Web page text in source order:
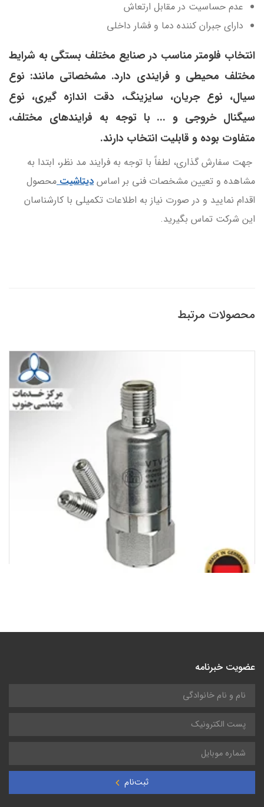
عدم حساسیت در مقابل ارتعاش
دارای جبران کننده دما و فشار داخلی
انتخاب فلومتر مناسب در صنایع مختلف بستگی به شرایط
مختلف محیطی و فرایندی دارد. مشخصاتی مانند: نوع
سیال، نوع جریان، سایزینگ، دقت اندازه گیری، نوع
سیگنال خروجی و ... با توجه به فرایندهای مختلف،
متفاوت بوده و قابلیت انتخاب دارند.
جهت سفارش گذاری، لطفاً با توجه به فرایند مد نظر، ابتدا به
مشاهده و تعیین مشخصات فنی بر اساس دیتاشیتمحصول
اقدام نمایید و در صورت نیاز به اطلاعات تکمیلی با کارشناسان
این شرکت تماس بگیرید.
محصولات مرتبط
عضویت خبرنامه
ثبت‌نام